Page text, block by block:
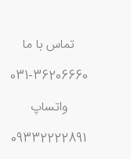
تماس با ما
031-36206660
واتساپ
09332222891